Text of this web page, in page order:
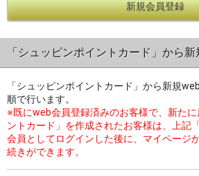
新規会員登録
「シュッピンポイントカード」から
「シュッピンポイントカード」から新規
順で行います。
※既にweb会員登録済みのお客様で、新た
ントカード」を作成されたお客様は、上記
会員としてログインした後に、マイページ
続きができます。